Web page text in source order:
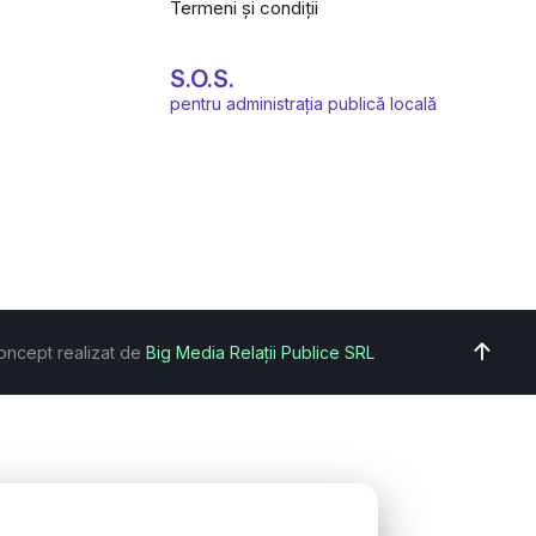
Termeni și condiții
S.O.S.
pentru administrația publică locală
realizat de Big Media Relații Publice SRL